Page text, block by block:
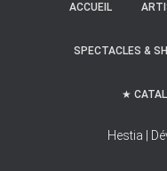
ACCUEIL
SPECTACLES &
★
Hestia |